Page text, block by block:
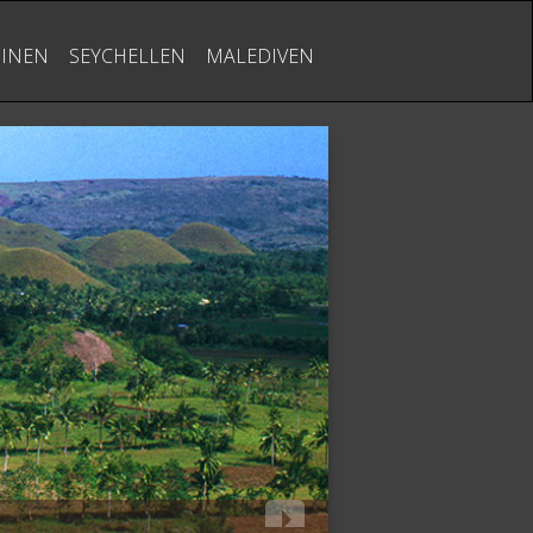
SEYCHELLEN MALEDIVEN